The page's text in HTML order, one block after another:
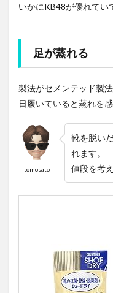
いかにKB48が優れてい
足が蒸れる
製法がセメンテッド製
日履いていると蒸れを感
tomosato
靴を脱い
れます。
値段を考